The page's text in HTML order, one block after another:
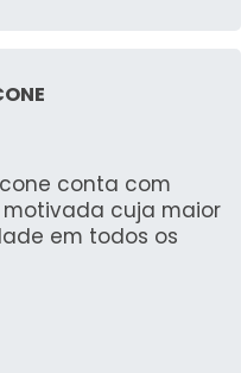
conta com
cuja maior
em todos os